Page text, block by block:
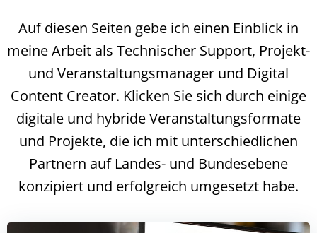
Auf diesen Seiten gebe ich einen Einblick in
meine Arbeit als Technischer Support, Projekt-
und Veranstaltungsmanager und Digital
Content Creator. Klicken Sie sich durch einige
digitale und hybride Veranstaltungsformate
und Projekte, die ich mit unterschiedlichen
Partnern auf Landes- und Bundesebene
konzipiert und erfolgreich umgesetzt habe.